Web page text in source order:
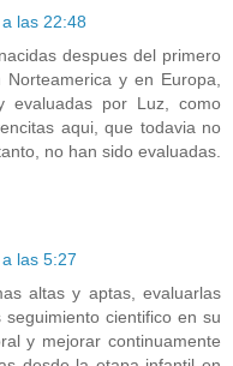
las 22:48
despues del primero
y en Europa,
evaluadas por Luz, como
aqui, que todavia no
no han sido evaluadas.
las 5:27
altas y aptas, evaluarlas
cientifico en su
y mejorar continuamente